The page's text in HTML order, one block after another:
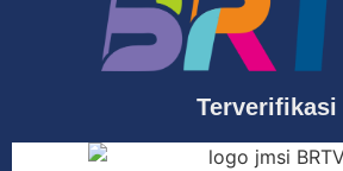
Terverifikasi